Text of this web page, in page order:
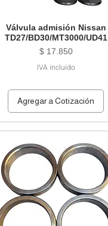
Válvula admisión Nissan
TD27/BD30/MT3000/UD41
Precio
$ 17.850
IVA incluido
Agregar a Cotización